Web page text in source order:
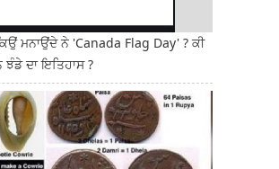
ਮਨਾਉਂਦੇ ਨੇ 'Canada Flag Day' ? ਕੀ
ਦਾ ਇਤਿਹਾਸ ?